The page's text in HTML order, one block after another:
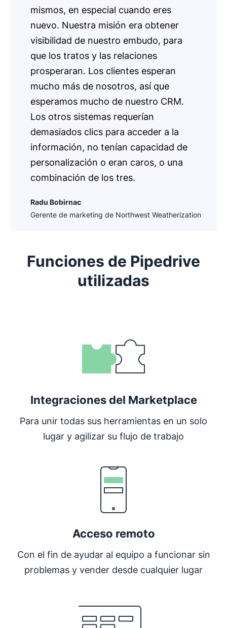
mismos, en especial cuando eres
nuevo. Nuestra misión era obtener
visibilidad de nuestro embudo, para
que los tratos y las relaciones
prosperaran. Los clientes esperan
mucho más de nosotros, así que
esperamos mucho de nuestro CRM.
Los otros sistemas requerían
demasiados clics para acceder a la
información, no tenían capacidad de
personalización o eran caros, o una
combinación de los tres.
Radu Bobirnac
Gerente de marketing de Northwest Weatherization
Funciones de Pipedrive
utilizadas
Integraciones del Marketplace
Para unir todas sus herramientas en un solo
lugar y agilizar su flujo de trabajo
Acceso remoto
Con el fin de ayudar al equipo a funcionar sin
problemas y vender desde cualquier lugar